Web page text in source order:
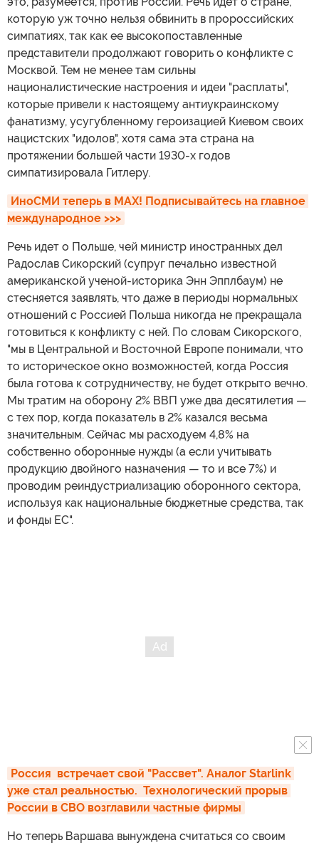
которую уж точно нельзя обвинить в пророссийских
симпатиях, так как ее высокопоставленные
представители продолжают говорить о конфликте с
Москвой. Тем не менее там сильны
националистические настроения и идеи "расплаты",
которые привели к настоящему антиукраинскому
фанатизму, усугубленному героизацией Киевом своих
нацистских "идолов", хотя сама эта страна на
протяжении большей части 1930-х годов
симпатизировала Гитлеру.
ИноСМИ теперь в MAX! Подписывайтесь на главное
международное >>>
Речь идет о Польше, чей министр иностранных дел
Радослав Сикорский (супруг печально известной
американской ученой-историка Энн Эпплбаум) не
стесняется заявлять, что даже в периоды нормальных
отношений с Россией Польша никогда не прекращала
готовиться к конфликту с ней. По словам Сикорского,
"мы в Центральной и Восточной Европе понимали, что
то историческое окно возможностей, когда Россия
была готова к сотрудничеству, не будет открыто вечно.
Мы тратим на оборону 2% ВВП уже два десятилетия —
с тех пор, когда показатель в 2% казался весьма
значительным. Сейчас мы расходуем 4,8% на
собственно оборонные нужды (а если учитывать
продукцию двойного назначения — то и все 7%) и
проводим реиндустриализацию оборонного сектора,
используя как национальные бюджетные средства, так
и фонды ЕС".
Россия  встречает свой "Рассвет". Аналог Starlink
уже стал реальностью.  Технологический прорыв
России в СВО возглавили частные фирмы
Но теперь Варшава вынуждена считаться со своим